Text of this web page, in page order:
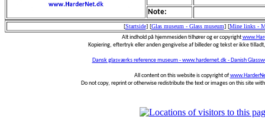
Note:
[Startside] [Glas museum - Glass museum] [Mine links -
Alt indhold på hjemmesiden tilhører og er copyright
Kopiering, eftertryk eller anden gengivelse af billeder og tekst er ikke
Dansk glasværks reference museum - www.hardernet.dk - Danish
All content on this website is copyright of
Do not copy, reprint or otherwise redistribute the text or images on this site